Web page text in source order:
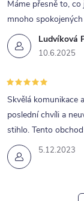
Ludvíková
10.6.2025
Máme přesně to,
mnoho
5.12.2023
Skvělá komunikace
poslední chvíli a
stihlo. Tento